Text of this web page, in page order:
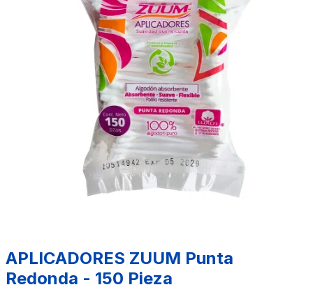
APLICADORES ZUUM Punta
Redonda - 150 Pieza